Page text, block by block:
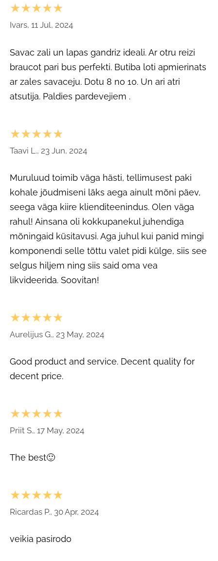
★★★★★
Ivars, 11 Jul, 2024
Savac zali un lapas gandriz ideali. Ar otru reizi
braucot pari bus perfekti. Butiba loti apmierinats
ar zales savaceju. Dotu 8 no 10. Un ari atri
atsutija. Paldies pardevejiem .
★★★★★
Taavi L., 23 Jun, 2024
Muruluud toimib väga hästi, tellimusest paki
kohale jõudmiseni läks aega ainult mõni päev,
seega väga kiire klienditeenindus. Olen väga
rahul! Ainsana oli kokkupanekul juhendiga
mõningaid küsitavusi. Aga juhul kui panid mingi
komponendi selle tõttu valet pidi külge, siis see
selgus hiljem ning siis said oma vea
likvideerida. Soovitan!
★★★★★
Aurelijus G., 23 May, 2024
Good product and service. Decent quality for
decent price.
★★★★★
Priit S., 17 May, 2024
The best🙂
★★★★★
Ricardas P., 30 Apr, 2024
veikia pasirodo